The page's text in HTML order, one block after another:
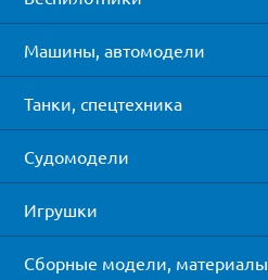
Машины, автомодели
Танки, спецтехника
Судомодели
Игрушки
Сборные модели, материалы